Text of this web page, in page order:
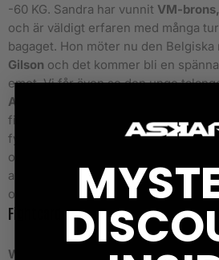
-60 KG. Sandra har vunnit VM-
och är väldigt erfaren med många
bagaget. Hon möter nu den Belgiska
Gilson och det kommer bli en
emot. Vi får även se den unge
Assouik
fightern
Liam Borchelou från
fyramannaturneringen. Vinnaren
om det Skandinaviska mästarbältet i
av dom
två st 4-mannaturneringar
och
Skandinaviska titeln i 76.2 kg
Fightcard
WKN Kickboxing welterweight